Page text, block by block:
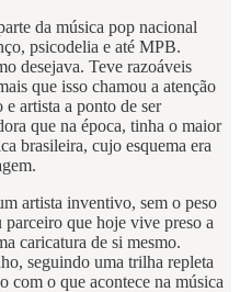
da música pop nacional
psicodelia e até MPB.
desejava. Teve razoáveis
que isso chamou a atenção
artista a ponto de ser
que na época, tinha o maior
brasileira, cujo esquema era
artista inventivo, sem o peso
parceiro que hoje vive preso a
caricatura de si mesmo.
seguindo uma trilha repleta
com o que acontece na música